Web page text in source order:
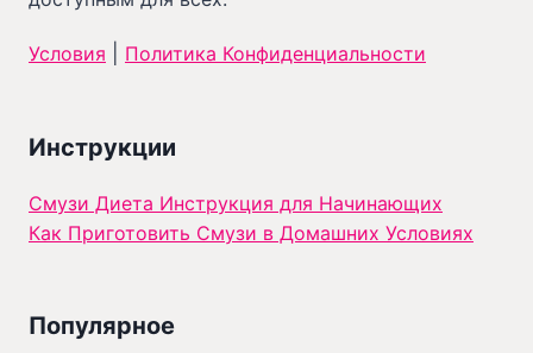
Условия Политика Конфиденциальности
Инструкции
Смузи Диета Инструкция для Начинающих
Как Приготовить Смузи в Домашних Условиях
Популярное